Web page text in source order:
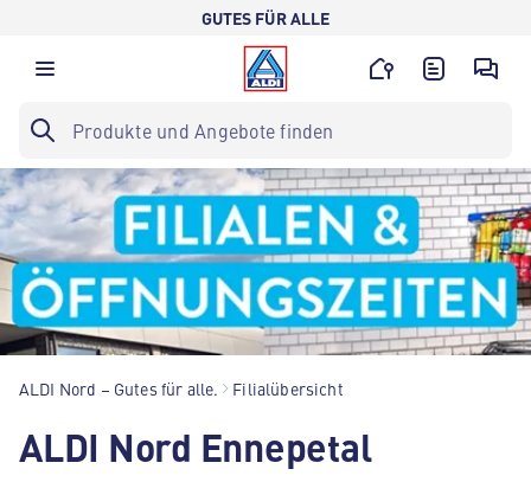
GUTES FÜR ALLE
ALDI Nord – Gutes für alle. Filialübersicht
ALDI Nord Ennepetal